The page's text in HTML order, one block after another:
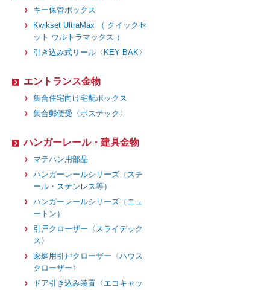
キー保管ボックス
Kwikset UltraMax （ クイックセ
ット ウルトラマックス ）
引き込み式リール〈KEY BAK〉
エントランス金物
集合住宅向け宅配ボックス
集合郵便受〈ポステック〉
ハンガーレール・建具金物
マテハン用部品
ハンガーレールシリーズ（スチ
ール・ステンレス等）
ハンガーレールシリーズ（ニュ
ートン）
引戸クローザー〈スライデック
ス〉
家庭用引戸クローザー〈ハウス
クローザー〉
ドア引き込み装置〈エコキャッ